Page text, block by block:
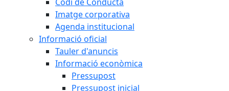
Imatge corporativa
Agenda institucional
Informació oficial
Tauler d'anuncis
Informació econòmica
Pressupost
Pressupost inicial